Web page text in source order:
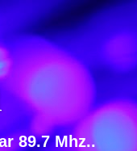
89.7 Mhz..